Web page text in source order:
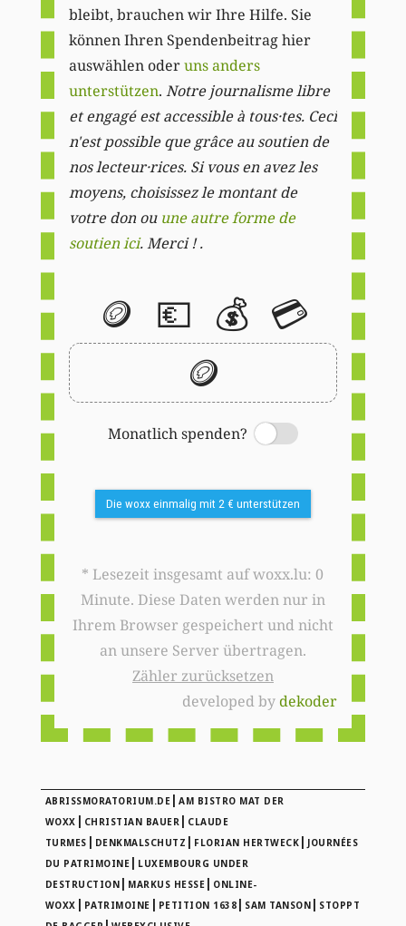
bleibt, brauchen wir Ihre Hilfe. Sie
können Ihren Spendenbeitrag hier
auswählen oderuns anders
unterstützen. Notre journalisme libre
et engagé est accessible à tous·tes. Ceci
n'est possible que grâce au soutien de
nos lecteur·rices. Si vous en avez les
moyens, choisissez le montant de
votre don ou une autre forme de
soutien ici. Merci ! .
🪙 💶 💰 💳
🪙
Monatlich spenden?
Switch
Die woxx einmalig mit 2 € unterstützen
* Lesezeit insgesamt auf woxx.lu: 0
Minute. Diese Daten werden nur in
Ihrem Browser gespeichert und nicht
an unsere Server übertragen.
Zähler zurücksetzen
developed bydekoder
ABRISSMORATORIUM.DE |AM BISTRO MAT DER
WOXX | CHRISTIAN BAUER | CLAUDE
TURMES | DENKMALSCHUTZ | FLORIAN HERTWECK | JOURNÉES
DU PATRIMOINE | LUXEMBOURG UNDER
DESTRUCTION | MARKUS HESSE | ONLINE-
WOXX | PATRIMOINE | PETITION 1638 | SAM TANSON | STOPPT